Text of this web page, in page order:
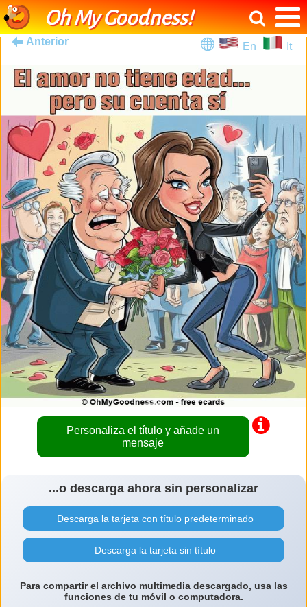
Oh My Goodness!
Anterior En It
Personaliza el título y añade un
mensaje
...o descarga ahora sin personalizar
Descarga la tarjeta con título predeterminado
Descarga la tarjeta sin título
Para compartir el archivo multimedia descargado, usa las
funciones de tu móvil o computadora.